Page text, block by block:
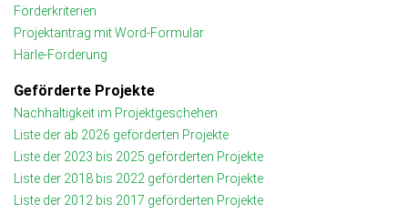
Förderkriterien
Projektantrag mit Word-Formular
Härle-Förderung
Geförderte Projekte
Nachhaltigkeit im Projektgeschehen
Liste der ab 2026 geförderten Projekte
Liste der 2023 bis 2025 geförderten Projekte
Liste der 2018 bis 2022 geförderten Projekte
Liste der 2012 bis 2017 geförderten Projekte